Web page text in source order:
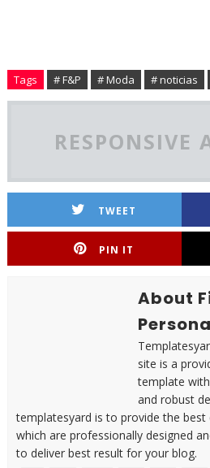
Tags # F&P # Moda # noticias
RESPONSIVE
TWEET
PIN IT
About
site is a
template
and robust
templatesyard is to provide the
which are professionally designed
to deliver best result for your blog.